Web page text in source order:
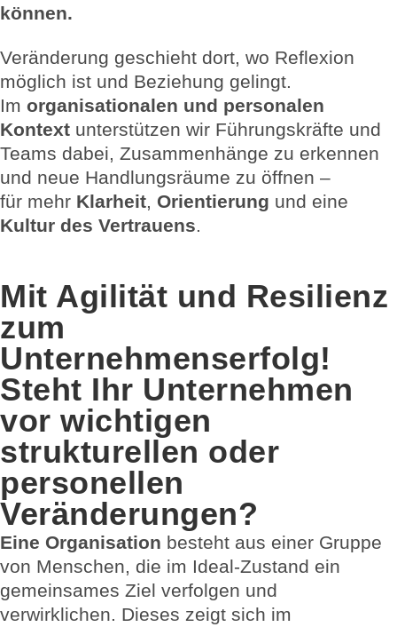
können.
Veränderung geschieht dort, wo Reflexion
möglich ist und Beziehung gelingt.
Im organisationalen und personalen
Kontext unterstützen wir Führungskräfte und
Teams dabei, Zusammenhänge zu erkennen
und neue Handlungsräume zu öffnen –
für mehr Klarheit, Orientierung und eine
Kultur des Vertrauens.
Mit Agilität und Resilienz
zum
Unternehmenserfolg!
Steht Ihr Unternehmen
vor wichtigen
strukturellen oder
personellen
Veränderungen?
Eine Organisation besteht aus einer Gruppe
von Menschen, die im Ideal-Zustand ein
gemeinsames Ziel verfolgen und
verwirklichen. Dieses zeigt sich im